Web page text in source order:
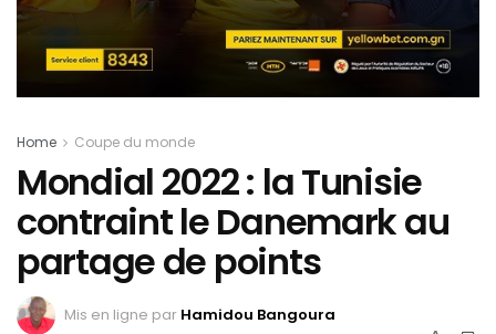
Home Coupe du monde
Mondial 2022 : la Tunisie
contraint le Danemark au
partage de points
Mis en ligne par Hamidou Bangoura